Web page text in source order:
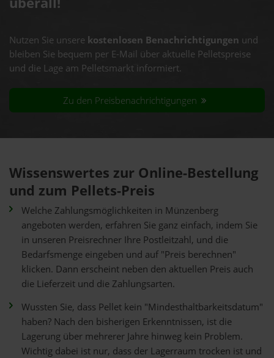
Nutzen Sie unsere kostenlosen Benachrichtigungen und
bleiben Sie bequem per E-Mail über aktuelle Pelletspreise
und die Lage am Pelletsmarkt informiert.
Zu den Preisbenachrichtigungen
Wissenswertes zur Online-Bestellung
und zum Pellets-Preis
Welche Zahlungsmöglichkeiten in Münzenberg
angeboten werden, erfahren Sie ganz einfach, indem Sie
in unseren Preisrechner Ihre Postleitzahl, und die
Bedarfsmenge eingeben und auf "Preis berechnen"
klicken. Dann erscheint neben den aktuellen Preis auch
die Lieferzeit und die Zahlungsarten.
Wussten Sie, dass Pellet kein "Mindesthaltbarkeitsdatum"
haben? Nach den bisherigen Erkenntnissen, ist die
Lagerung über mehrerer Jahre hinweg kein Problem.
Wichtig dabei ist nur, dass der Lagerraum trocken ist und